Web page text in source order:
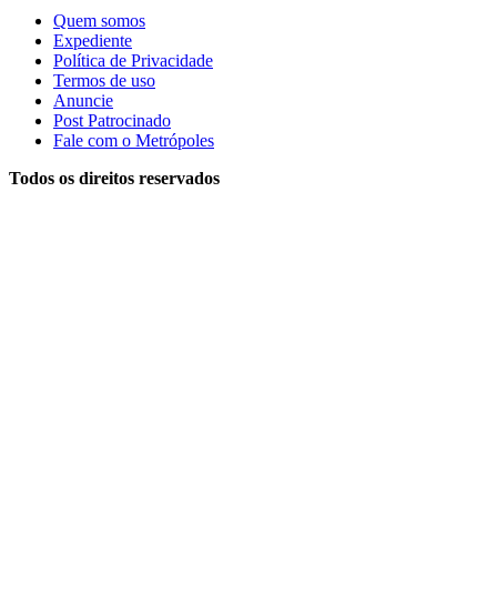
Quem somos
Expediente
Política de Privacidade
Termos de uso
Anuncie
Post Patrocinado
Fale com o Metrópoles
Todos os direitos reservados